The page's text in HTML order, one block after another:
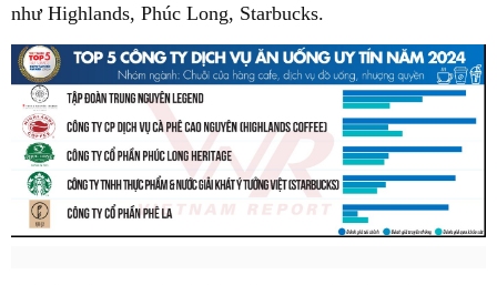
như Highlands, Phúc Long, Starbucks.